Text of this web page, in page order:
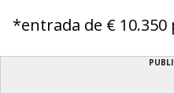
*entrada de € 10.350